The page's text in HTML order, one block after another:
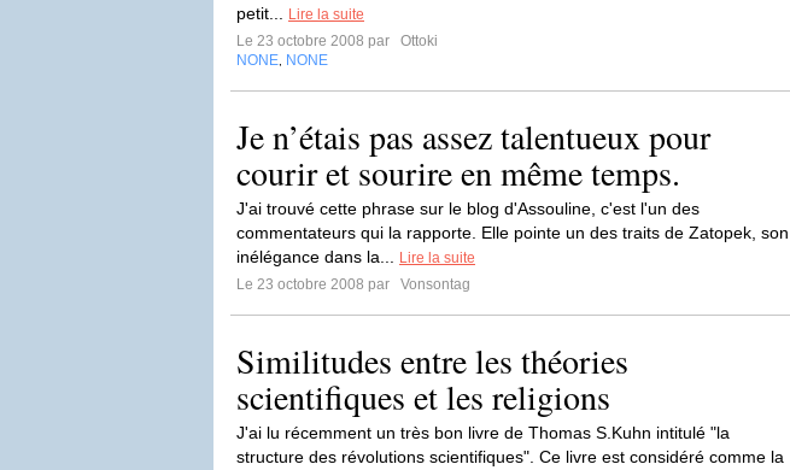
petit...
Lire la suite
Le 23 octobre 2008 par
Ottoki
NONE NONE
Je n’étais pas assez talentueux pour
courir et sourire en même temps.
J'ai trouvé cette phrase sur le blog d'Assouline, c'est l'un des
commentateurs qui la rapporte. Elle pointe un des traits de Zatopek, son
inélégance dans la...
Lire la suite
Le 23 octobre 2008 par
Vonsontag
Similitudes entre les théories
scientifiques et les religions
J'ai lu récemment un très bon livre de Thomas S.Kuhn intitulé "la
structure des révolutions scientifiques". Ce livre est considéré comme la